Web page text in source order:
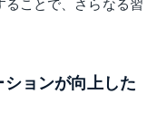
ることで、さらなる習
ョンが向上した